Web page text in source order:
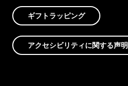
ギフトラッピング
アクセシビリティに関する声明